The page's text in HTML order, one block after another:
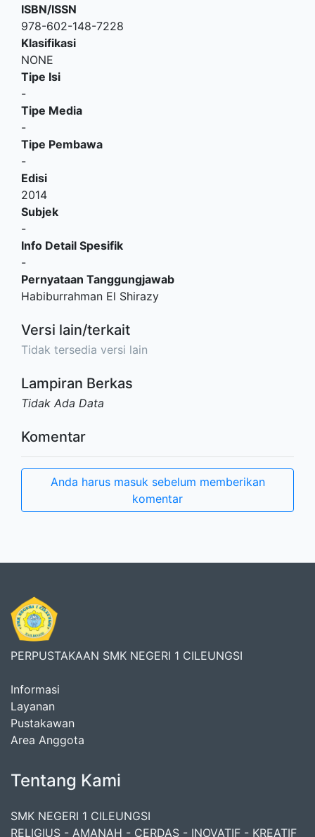
ISBN/ISSN
978-602-148-7228
Klasifikasi
NONE
Tipe Isi
-
Tipe Media
-
Tipe Pembawa
-
Edisi
2014
Subjek
-
Info Detail Spesifik
-
Pernyataan Tanggungjawab
Habiburrahman El Shirazy
Versi lain/terkait
Tidak tersedia versi lain
Lampiran Berkas
Tidak Ada Data
Komentar
Anda harus masuk sebelum memberikan
komentar
PERPUSTAKAAN SMK NEGERI 1 CILEUNGSI
Informasi
Layanan
Pustakawan
Area Anggota
Tentang Kami
SMK NEGERI 1 CILEUNGSI
RELIGIUS - AMANAH - CERDAS - INOVATIF - KREATIF